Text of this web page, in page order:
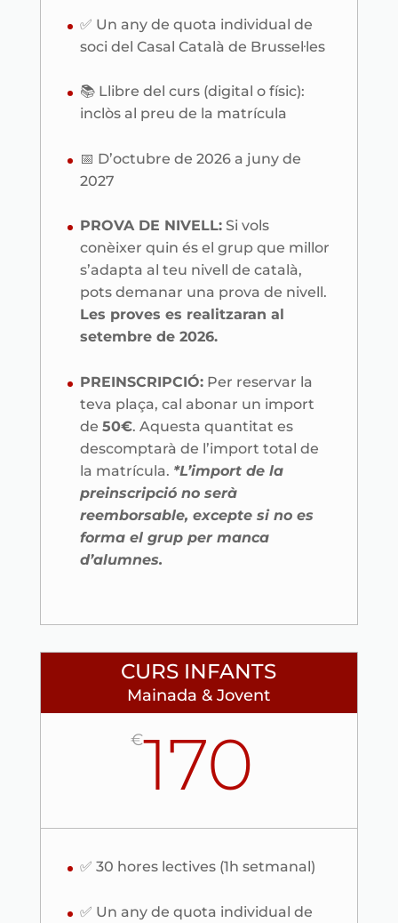
✅ Un any de quota individual de
soci del Casal Català de Brussel·les
📚 Llibre del curs (digital o físic):
inclòs al preu de la matrícula
📅 D’octubre de 2026 a juny de
2027
PROVA DE NIVELL:Si vols
conèixer quin és el grup que millor
s’adapta al teu nivell de català,
pots demanar una prova de nivell.
Les proves es realitzaran al
setembre de 2026.
PREINSCRIPCIÓ:Per reservar la
teva plaça, cal abonar un import
de 50€. Aquesta quantitat es
descomptarà de l’import total de
la matrícula. *L’import de la
preinscripció no serà
reemborsable, excepte si no es
forma el grup per manca
d’alumnes.
CURS INFANTS
Mainada & Jovent
€170
✅ 30 hores lectives (1h setmanal)
✅ Un any de quota individual de